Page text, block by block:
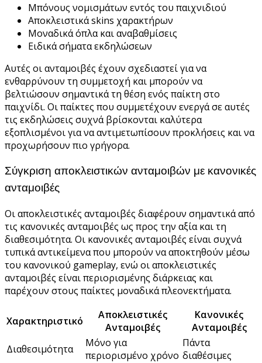
Μπόνους νομισμάτων εντός του παιχνιδιού
Αποκλειστικά skins χαρακτήρων
Μοναδικά όπλα και αναβαθμίσεις
Ειδικά σήματα εκδηλώσεων
Αυτές οι ανταμοιβές έχουν σχεδιαστεί για να
ενθαρρύνουν τη συμμετοχή και μπορούν να
βελτιώσουν σημαντικά τη θέση ενός παίκτη στο
παιχνίδι. Οι παίκτες που συμμετέχουν ενεργά σε αυτές
τις εκδηλώσεις συχνά βρίσκονται καλύτερα
εξοπλισμένοι για να αντιμετωπίσουν προκλήσεις και να
προχωρήσουν πιο γρήγορα.
Σύγκριση αποκλειστικών ανταμοιβών με κανονικές
ανταμοιβές
Οι αποκλειστικές ανταμοιβές διαφέρουν σημαντικά από
τις κανονικές ανταμοιβές ως προς την αξία και τη
διαθεσιμότητα. Οι κανονικές ανταμοιβές είναι συχνά
τυπικά αντικείμενα που μπορούν να αποκτηθούν μέσω
του κανονικού gameplay, ενώ οι αποκλειστικές
ανταμοιβές είναι περιορισμένης διάρκειας και
παρέχουν στους παίκτες μοναδικά πλεονεκτήματα.
Χαρακτηριστικό
Αποκλειστικές
Ανταμοιβές
Κανονικές
Ανταμοιβές
Διαθεσιμότητα
Μόνο για
περιορισμένο χρόνο
Πάντα
διαθέσιμες